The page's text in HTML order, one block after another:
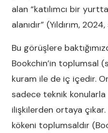
alan “katılımcı bir
alanıdır” (Yıldırım, 2024,
Bu görüşlere
Bookchin’in toplumsal
kuram ile de iç içedir.
sadece teknik
ilişkilerden ortaya
kökeni toplumsaldır